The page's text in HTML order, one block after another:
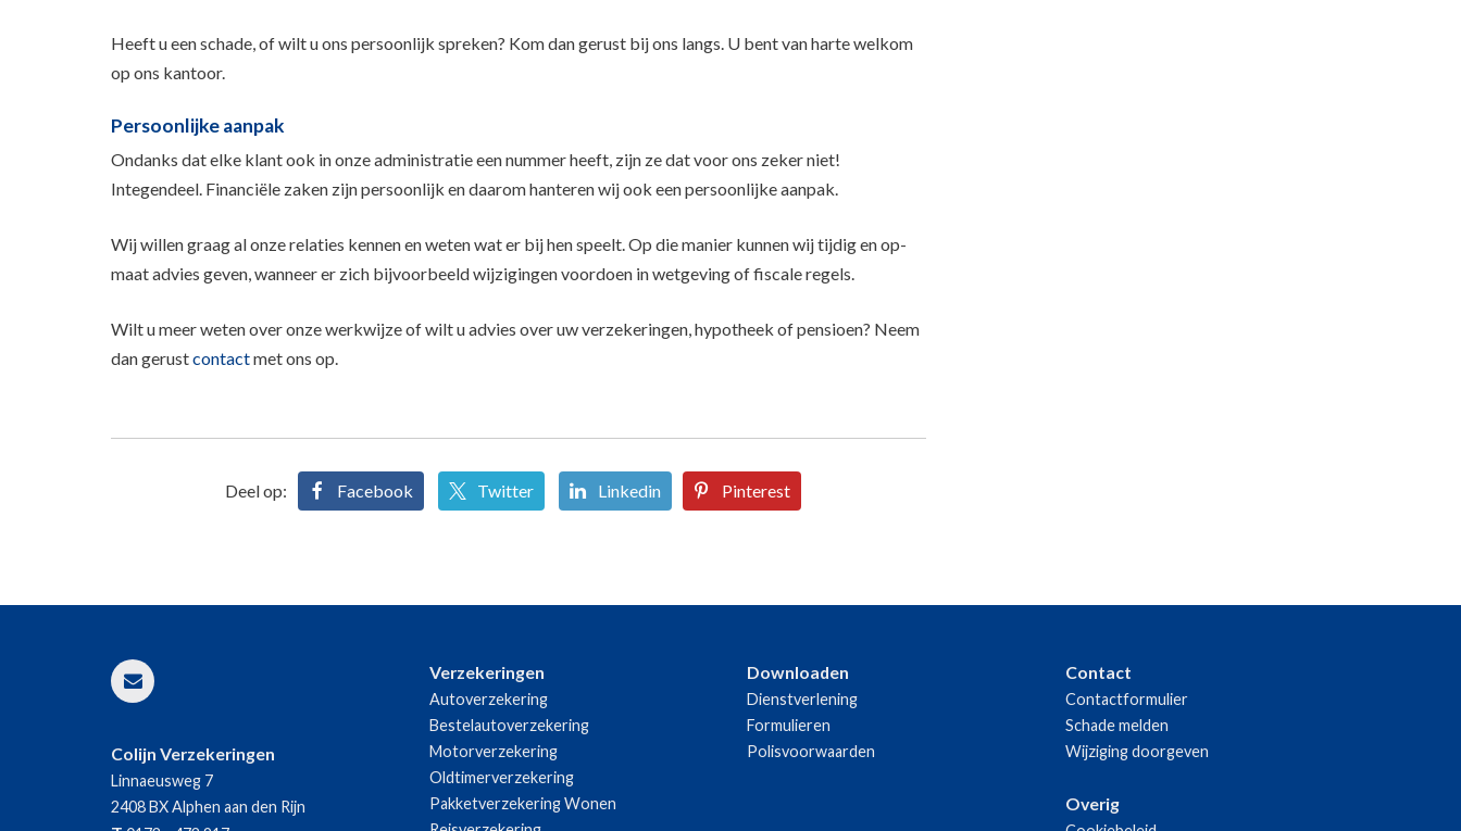
Heeft u een schade, of wilt u ons persoonlijk spreken? Kom dan gerust bij ons langs. U bent van harte welkom
op ons kantoor.
Persoonlijke aanpak
Ondanks dat elke klant ook in onze administratie een nummer heeft, zijn ze dat voor ons zeker niet!
Integendeel. Financiële zaken zijn persoonlijk en daarom hanteren wij ook een persoonlijke aanpak.
Wij willen graag al onze relaties kennen en weten wat er bij hen speelt. Op die manier kunnen wij tijdig en op-
maat advies geven, wanneer er zich bijvoorbeeld wijzigingen voordoen in wetgeving of fiscale regels.
Wilt u meer weten over onze werkwijze of wilt u advies over uw verzekeringen, hypotheek of pensioen? Neem
dan gerustcontactmet ons op.
Deel op: Facebook Twitter Linkedin Pinterest
Colijn Verzekeringen
Linnaeusweg 7
2408 BXAlphen aan den Rijn
Verzekeringen
Autoverzekering
Bestelautoverzekering
Motorverzekering
Oldtimerverzekering
Pakketverzekering Wonen
Downloaden
Dienstverlening
Formulieren
Polisvoorwaarden
Contact
Contactformulier
Schade melden
Wijziging doorgeven
Overig